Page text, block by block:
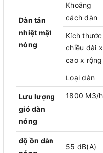
Dàn tản
nhiệt mặt
nóng
Khoãng
cách dàn
Kích thước
chiều dài x
cao x rộng
Loại dàn
Lưu lượng
gió dàn
nóng
1800 M3/h
độ ồn dàn
55 dB(A)